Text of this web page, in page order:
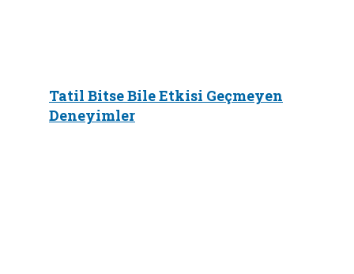
Tatil Bitse Bile Etkisi Geçmeyen
Deneyimler